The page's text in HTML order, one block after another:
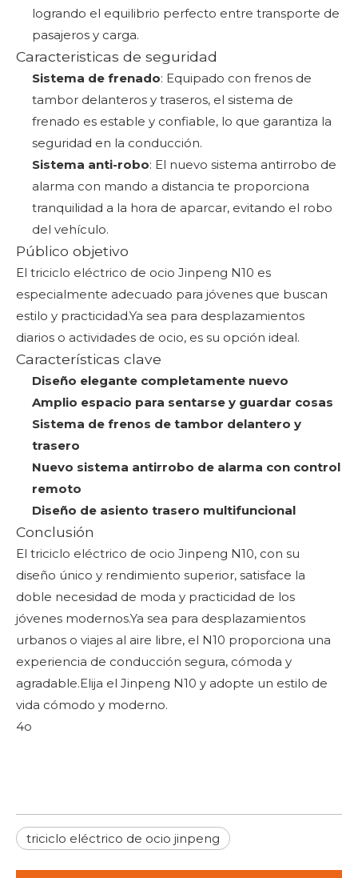
logrando el equilibrio perfecto entre transporte de
pasajeros y carga.
Caracteristicas de seguridad
Sistema de frenado: Equipado con frenos de
tambor delanteros y traseros, el sistema de
frenado es estable y confiable, lo que garantiza la
seguridad en la conducción.
Sistema anti-robo: El nuevo sistema antirrobo de
alarma con mando a distancia te proporciona
tranquilidad a la hora de aparcar, evitando el robo
del vehículo.
Público objetivo
El triciclo eléctrico de ocio Jinpeng N10 es
especialmente adecuado para jóvenes que buscan
estilo y practicidad.Ya sea para desplazamientos
diarios o actividades de ocio, es su opción ideal.
Características clave
Diseño elegante completamente nuevo
Amplio espacio para sentarse y guardar cosas
Sistema de frenos de tambor delantero y
trasero
Nuevo sistema antirrobo de alarma con control
remoto
Diseño de asiento trasero multifuncional
Conclusión
El triciclo eléctrico de ocio Jinpeng N10, con su
diseño único y rendimiento superior, satisface la
doble necesidad de moda y practicidad de los
jóvenes modernos.Ya sea para desplazamientos
urbanos o viajes al aire libre, el N10 proporciona una
experiencia de conducción segura, cómoda y
agradable.Elija el Jinpeng N10 y adopte un estilo de
vida cómodo y moderno.
4o
triciclo eléctrico de ocio jinpeng